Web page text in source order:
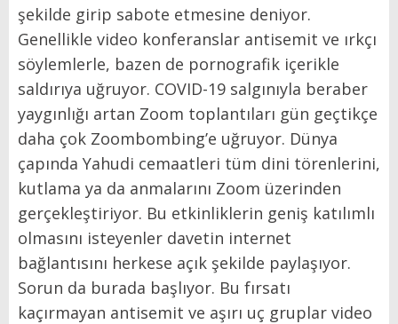
şekilde girip sabote etmesine deniyor.
Genellikle video konferanslar antisemit ve ırkçı
söylemlerle, bazen de pornografik içerikle
saldırıya uğruyor. COVID-19 salgınıyla beraber
yaygınlığı artan Zoom toplantıları gün geçtikçe
daha çok Zoombombing’e uğruyor. Dünya
çapında Yahudi cemaatleri tüm dini törenlerini,
kutlama ya da anmalarını Zoom üzerinden
gerçekleştiriyor. Bu etkinliklerin geniş katılımlı
olmasını isteyenler davetin internet
bağlantısını herkese açık şekilde paylaşıyor.
Sorun da burada başlıyor. Bu fırsatı
kaçırmayan antisemit ve aşırı uç gruplar video